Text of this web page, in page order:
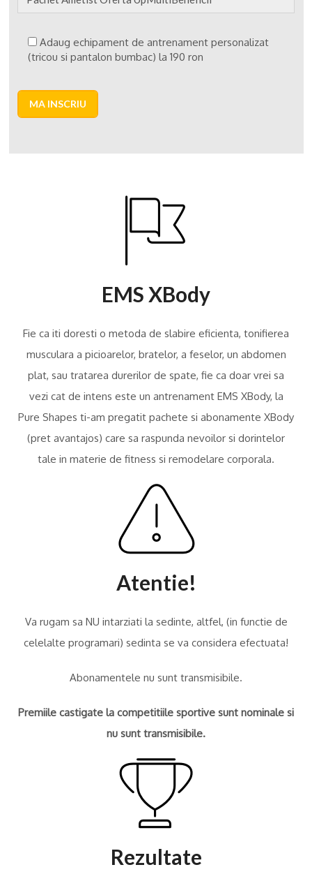
Adaug echipament de antrenament personalizat
(tricou si pantalon bumbac) la 190 ron
EMS XBody
Fie ca iti doresti o metoda de slabire eficienta, tonifierea
musculara a picioarelor, bratelor, a feselor, un abdomen
plat, sau tratarea durerilor de spate, fie ca doar vrei sa
vezi cat de intens este un antrenament EMS XBody, la
Pure Shapes ti-am pregatit pachete si abonamente XBody
(pret avantajos) care sa raspunda nevoilor si dorintelor
tale in materie de fitness si remodelare corporala.
Atentie!
Va rugam sa NU intarziati la sedinte, altfel, (in functie de
celelalte programari) sedinta se va considera efectuata!
Abonamentele nu sunt transmisibile.
Premiile castigate la competitiile sportive sunt nominale si
nu sunt transmisibile.
Rezultate